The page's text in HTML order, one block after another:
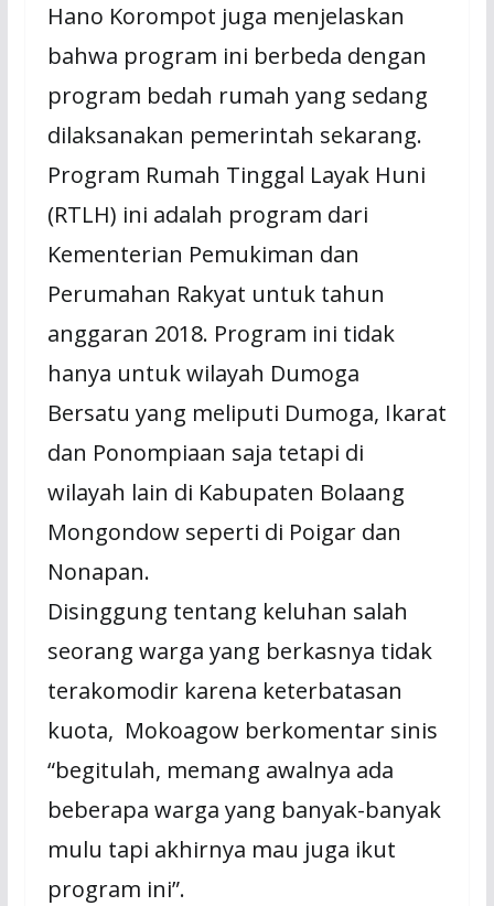
Hano Korompot juga menjelaskan
bahwa program ini berbeda dengan
program bedah rumah yang sedang
dilaksanakan pemerintah sekarang.
Program Rumah Tinggal Layak Huni
(RTLH) ini adalah program dari
Kementerian Pemukiman dan
Perumahan Rakyat untuk tahun
anggaran 2018. Program ini tidak
hanya untuk wilayah Dumoga
Bersatu yang meliputi Dumoga, Ikarat
dan Ponompiaan saja tetapi di
wilayah lain di Kabupaten Bolaang
Mongondow seperti di Poigar dan
Nonapan.
Disinggung tentang keluhan salah
seorang warga yang berkasnya tidak
terakomodir karena keterbatasan
kuota, Mokoagow berkomentar sinis
“begitulah, memang awalnya ada
beberapa warga yang banyak-banyak
mulu tapi akhirnya mau juga ikut
program ini”.